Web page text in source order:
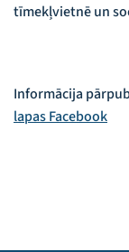
tīmekļvietnē un
Informācija
lapas Facebook